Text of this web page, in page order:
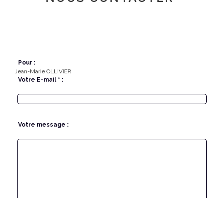
Pour :
Jean-Marie OLLIVIER
Votre E-mail * :
Votre message :